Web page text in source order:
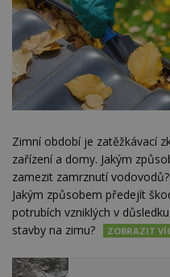
Zimní období je zatěžkávací
zařízení a domy. Jakým
zamezit zamrznutí
Jakým způsobem předejít
potrubích vzniklých v
stavby na zimu?